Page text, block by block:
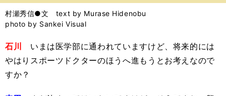
バ
村瀬秀信●文 text by Murase Hidenobu
photo by Sankei Visual
石川
いまは医学部に通われていますけど、将来的には
やはりスポーツドクターのほうへ進もうとお考えなので
すか？